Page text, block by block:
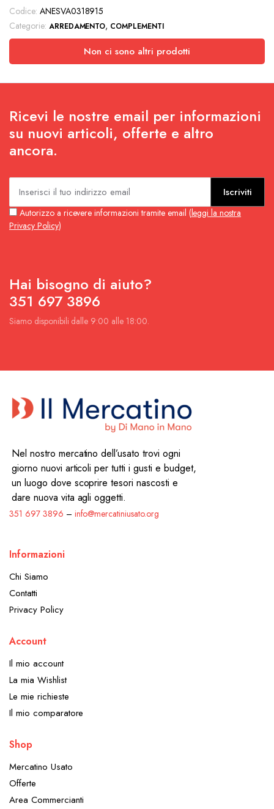
Codice: ANESVA0318915
Categorie: ARREDAMENTO, COMPLEMENTI
Non ci sono altri prodotti
Ricevi le nostre email per informazioni
su nuovi articoli, offerte e altro
ancora.
Iscriviti
Autorizzo a ricevere informazioni tramite email (leggi la nostra
Privacy Policy)
Hai bisogno di aiuto?
351 697 3896
Siamo disponibili dalle 9:00 alle 18:00.
Nel nostro mercatino dell’usato trovi ogni
giorno nuovi articoli per tutti i gusti e budget,
un luogo dove scoprire tesori nascosti e
dare nuova vita agli oggetti.
351 697 3896 – info@mercatiniusato.org
Informazioni
Chi Siamo
Contatti
Privacy Policy
Account
Il mio account
La mia Wishlist
Le mie richieste
Il mio comparatore
Shop
Mercatino Usato
Offerte
Area Commercianti